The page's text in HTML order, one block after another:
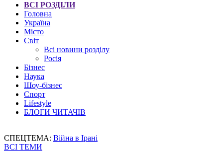
ВСІ РОЗДІЛИ
Головна
Україна
Місто
Світ
Всі новини розділу
Росія
Бізнес
Наука
Шоу-бізнес
Спорт
Lifestyle
БЛОГИ ЧИТАЧІВ
СПЕЦТЕМА: Війна в Ірані
ВСІ ТЕМИ